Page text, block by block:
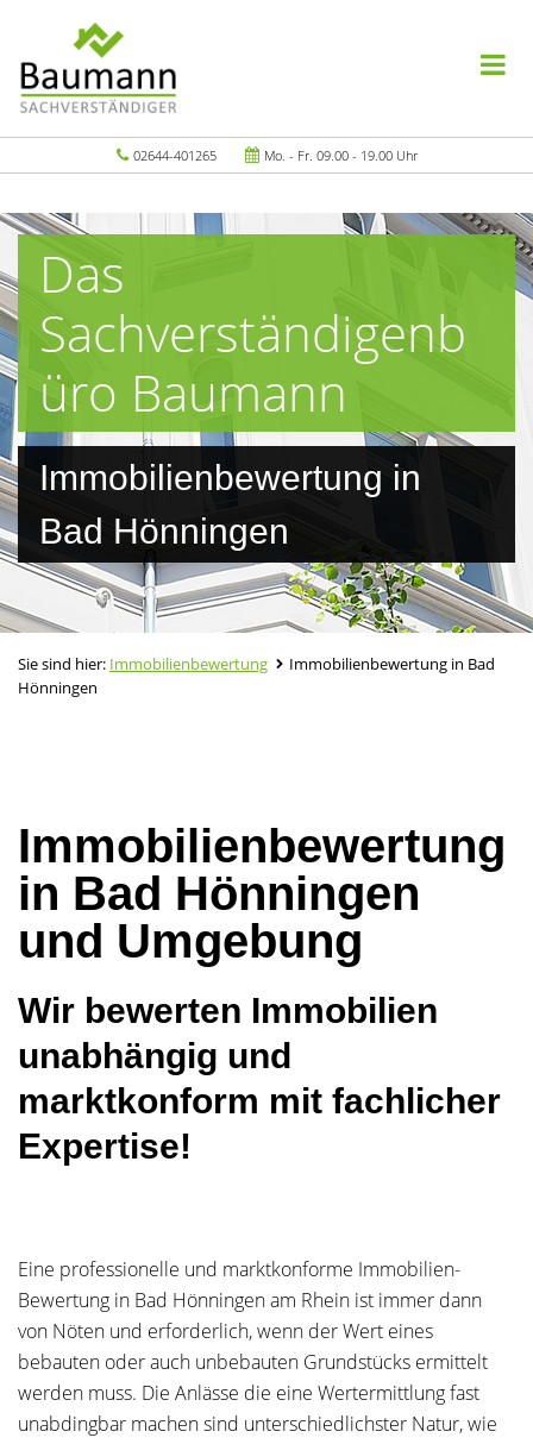
02644-401265 Mo. - Fr. 09.00 - 19.00 Uhr
Das
Sachverständigenb
üro Baumann
Immobilienbewertung in
Bad Hönningen
Sie sind hier: Immobilienbewertung
Immobilienbewertung in Bad
Hönningen
Immobilienbewertung
in Bad Hönningen
und Umgebung
Wir bewerten Immobilien
unabhängig und
marktkonform mit fachlicher
Expertise!
Eine professionelle und marktkonforme Immobilien-
Bewertung in Bad Hönningen am Rhein ist immer dann
von Nöten und erforderlich, wenn der Wert eines
bebauten oder auch unbebauten Grundstücks ermittelt
werden muss. Die Anlässe die eine Wertermittlung fast
unabdingbar machen sind unterschiedlichster Natur, wie